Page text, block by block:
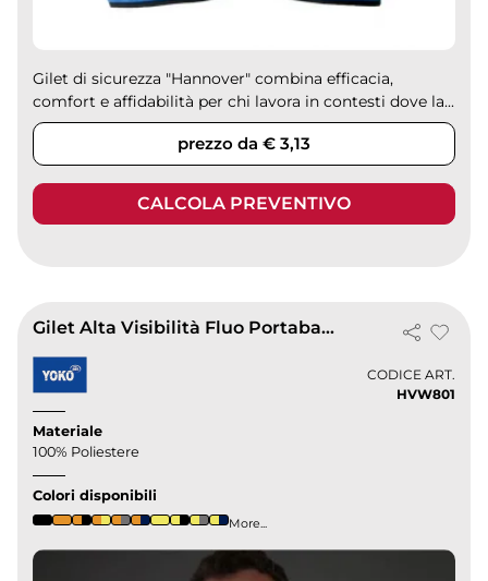
Gilet di sicurezza "Hannover" combina efficacia,
comfort e affidabilità per chi lavora in contesti dove la...
prezzo da € 3,13
CALCOLA PREVENTIVO
Gilet Alta Visibilità Fluo Portabadge
CODICE ART.
HVW801
Materiale
100% Poliestere
Colori disponibili
More...